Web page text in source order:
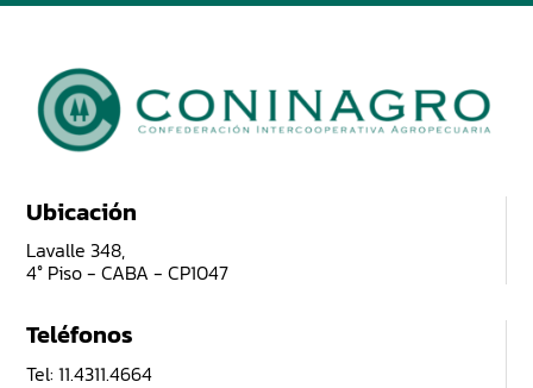
Ubicación
Lavalle 348,
4° Piso - CABA - CP1047
Teléfonos
Tel: 11.4311.4664